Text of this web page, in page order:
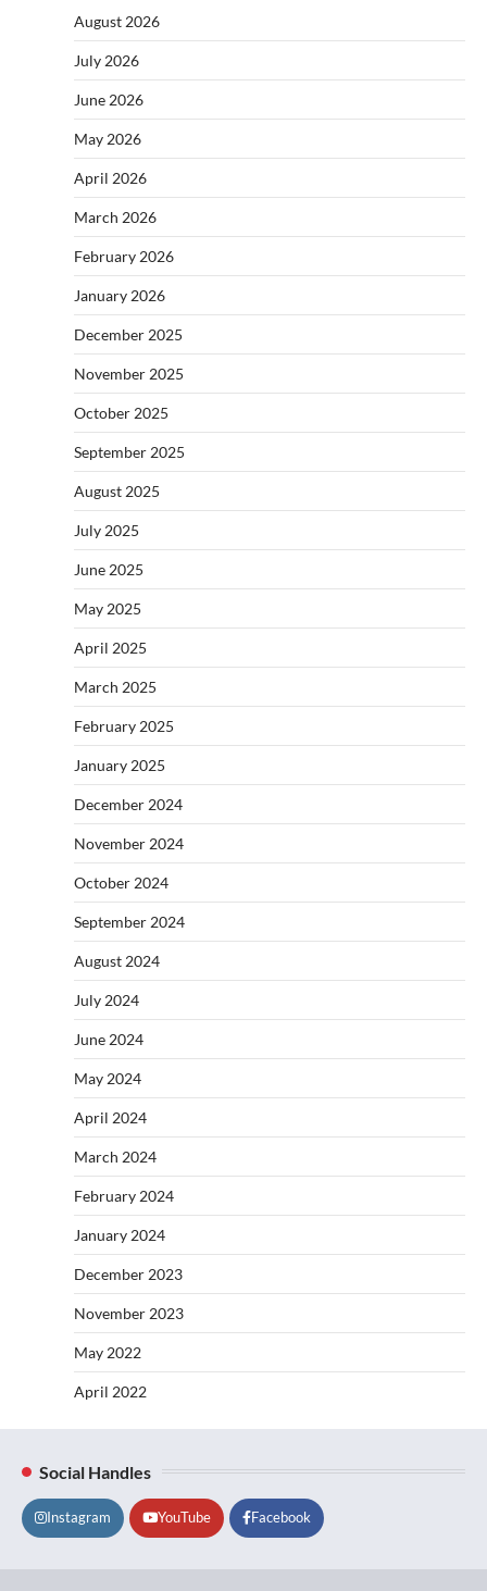
August 2026
July 2026
June 2026
May 2026
April 2026
March 2026
February 2026
January 2026
December 2025
November 2025
October 2025
September 2025
August 2025
July 2025
June 2025
May 2025
April 2025
March 2025
February 2025
January 2025
December 2024
November 2024
October 2024
September 2024
August 2024
July 2024
June 2024
May 2024
April 2024
March 2024
February 2024
January 2024
December 2023
November 2023
May 2022
April 2022
Social Handles
Instagram YouTube Facebook